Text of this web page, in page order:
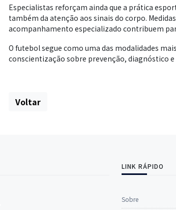
Especialistas reforçam ainda que a prática
também da atenção aos sinais do corpo.
acompanhamento especializado contribuem
O futebol segue como uma das modalidades
conscientização sobre prevenção, diagnóstico
Voltar
LINK RÁPIDO
Sobre